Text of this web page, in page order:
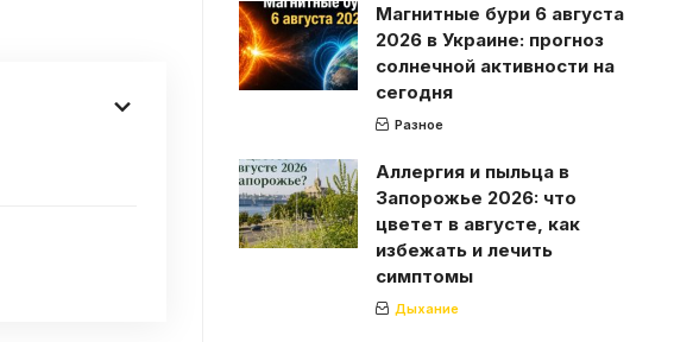
Магнитные бури 6 августа
2026 в Украине: прогноз
солнечной активности на
сегодня
Разное
Аллергия и пыльца в
Запорожье 2026: что
цветет в августе, как
избежать и лечить
симптомы
Дыхание